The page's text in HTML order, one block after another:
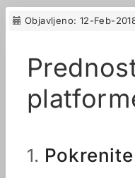
Objavljeno: 12-Feb-
1.